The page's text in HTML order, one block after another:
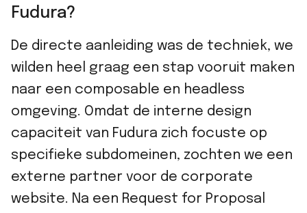
Fudura?
De directe aanleiding was de techniek, we
wilden heel graag een stap vooruit maken
naar een composable en headless
omgeving. Omdat de interne design
capaciteit van Fudura zich focuste op
specifieke subdomeinen, zochten we een
externe partner voor de corporate
website. Na een Request for Proposal